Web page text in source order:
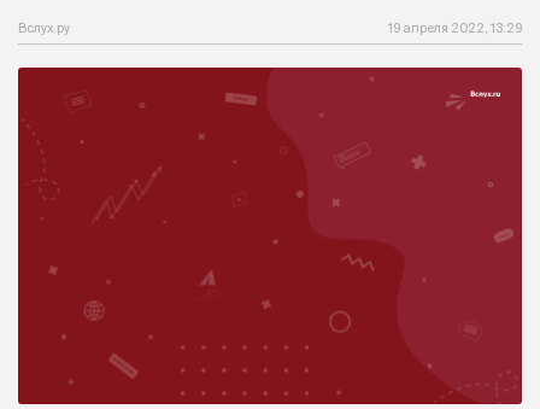
Вслух.ру 19 апреля 2022, 13:29